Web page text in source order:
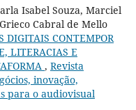
Isabel Souza, Marciel
Cabral de Mello
DIGITAIS CONTEMPOR
LITERACIAS E
, Revista
inovação,
para o audiovisual